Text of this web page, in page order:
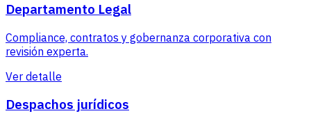
Departamento Legal
Compliance, contratos y gobernanza corporativa con
revisión experta.
Ver detalle
Despachos jurídicos